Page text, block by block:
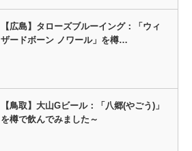
【広島】タローズブルーイング：「ウィ
ザードボーン ノワール」を樽…
【鳥取】大山Gビール：「八郷(やごう)」
を樽で飲んでみました～